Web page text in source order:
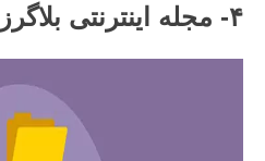
۴- مجله اینترنتی بلاگرز